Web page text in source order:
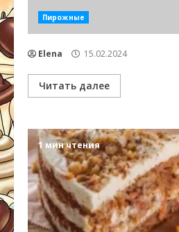
Пирожные
Elena 15.02.2024
Читать далее
1 мин чтения